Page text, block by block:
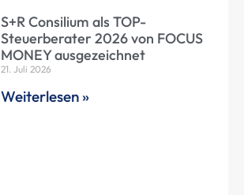
S+R Consilium als TOP-
Steuerberater 2026 von FOCUS
MONEY ausgezeichnet
21. Juli 2026
Weiterlesen »